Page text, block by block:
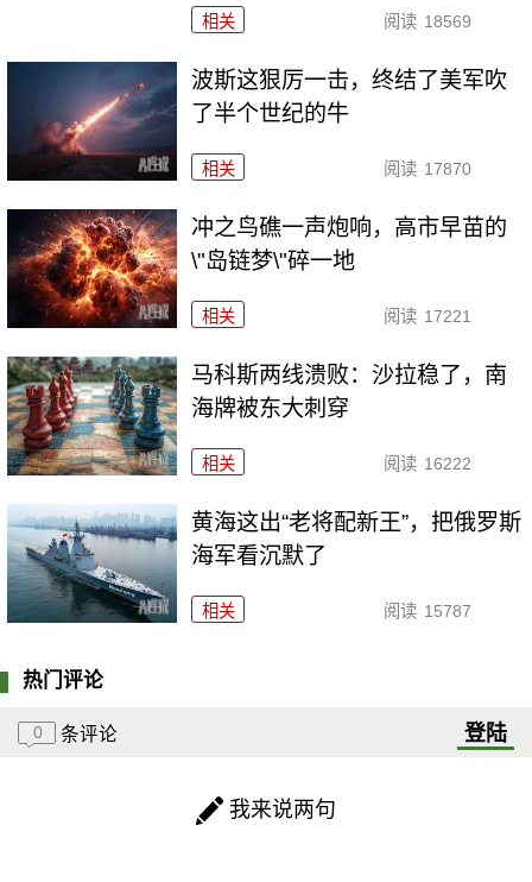
相关 阅读 18569
波斯这狠厉一击，终结了美军吹
了半个世纪的牛
相关 阅读 17870
冲之鸟礁一声炮响，高市早苗的
\"岛链梦\"碎一地
相关 阅读 17221
马科斯两线溃败：沙拉稳了，南
海牌被东大刺穿
相关 阅读 16222
黄海这出“老将配新王”，把俄罗斯
海军看沉默了
相关 阅读 15787
热门评论
0 条评论 登陆
我来说两句